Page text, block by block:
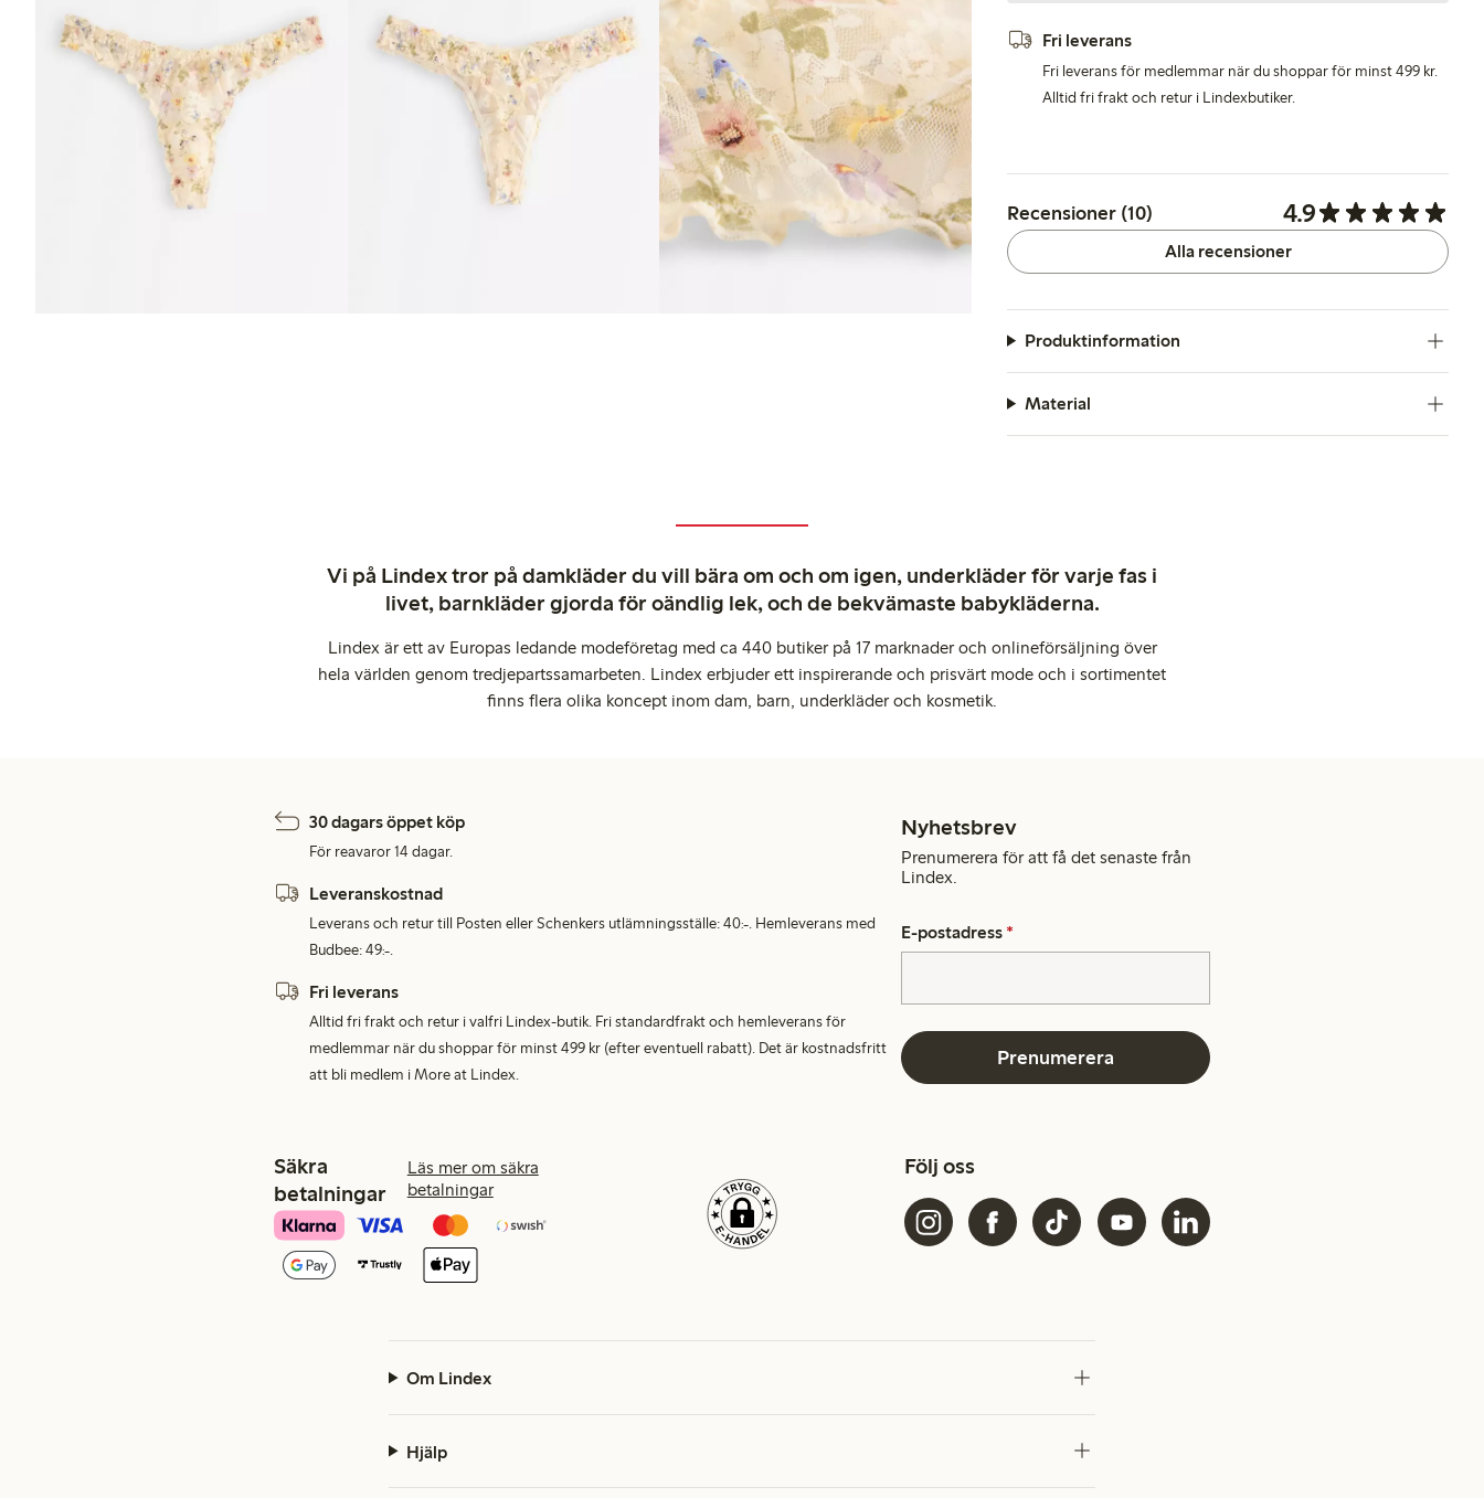
Fri leverans
Fri leverans för medlemmar när du shoppar för minst 499 kr.
Alltid fri frakt och retur i Lindexbutiker.
Recensioner (10) 4.9
Alla recensioner
Produktinformation
Material
Vi på Lindex tror på damkläder du vill bära om och om igen, underkläder för varje fas i
livet, barnkläder gjorda för oändlig lek, och de bekvämaste babykläderna.
Lindex är ett av Europas ledande modeföretag med ca 440 butiker på 17 marknader och onlineförsäljning över
hela världen genom tredjepartssamarbeten. Lindex erbjuder ett inspirerande och prisvärt mode och i sortimentet
finns flera olika koncept inom dam, barn, underkläder och kosmetik.
30 dagars öppet köp
För reavaror 14 dagar.
Leveranskostnad
Leverans och retur till Posten eller Schenkers utlämningsställe: 40:-. Hemleverans med
Budbee: 49:-.
Fri leverans
Alltid fri frakt och retur i valfri Lindex-butik. Fri standardfrakt och hemleverans för
medlemmar när du shoppar för minst 499 kr (efter eventuell rabatt). Det är kostnadsfritt
att bli medlem i More at Lindex.
Nyhetsbrev
Prenumerera för att få det senaste från
Lindex.
E-postadress *
Prenumerera
Säkra
betalningar
Läs mer om säkra
betalningar
Följ oss
Om Lindex
Hjälp